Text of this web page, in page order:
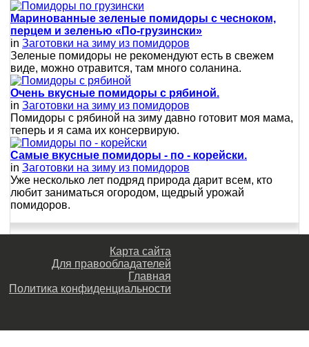
Маринованные зеленые помидоры с чесноком,
перцем и зеленью «По-грузински»
in Заготовки на зиму из помидоров
Зеленые помидоры не рекомендуют есть в свежем
виде, можно отравится, там много соланина.
Очень вкусные помидоры с рябиной.
in Заготовки на зиму из помидоров
Помидоры с рябиной на зиму давно готовит моя мама,
теперь и я сама их консервирую.
Самые вкусные помидоры - по - корейски.
in Заготовки на зиму из помидоров
Уже несколько лет подряд природа дарит всем, кто
любит заниматься огородом, щедрый урожай
помидоров.
Карта сайта
Для правообладателей
Главная
Политика конфиденциальности